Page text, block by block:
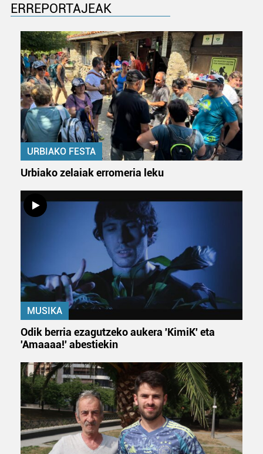
ERREPORTAJEAK
URBIAKO FESTA
Urbiako zelaiak erromeria leku
MUSIKA
Odik berria ezagutzeko aukera 'KimiK' eta
'Amaaaa!' abestiekin